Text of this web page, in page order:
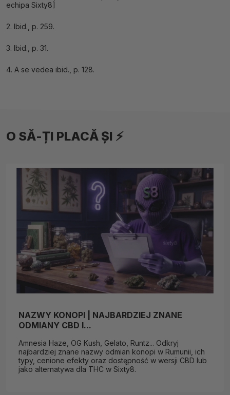
echipa Sixty8]
2. Ibid., p. 259.
3. Ibid., p. 31.
4. A se vedea ibid., p. 128.
O SĂ-ȚI PLACĂ ȘI ⚡
NAZWY KONOPI | NAJBARDZIEJ ZNANE
ODMIANY CBD I...
Amnesia Haze, OG Kush, Gelato, Runtz... Odkryj
najbardziej znane nazwy odmian konopi w Rumunii, ich
typy, cenione efekty oraz dostępność w wersji CBD lub
jako alternatywa dla THC w Sixty8.